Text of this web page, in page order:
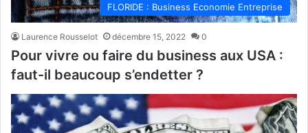
FLORIDE : Business Economie Entreprise
Laurence Rousselot décembre 15, 2022 0
Pour vivre ou faire du business aux USA :
faut-il beaucoup s’endetter ?